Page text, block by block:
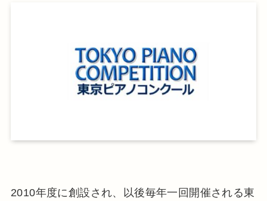
2010年度に創設され、以後毎年一回開催される東